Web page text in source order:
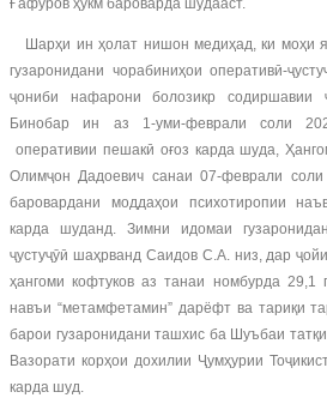
Ғафуров ҳукм бароварда шудааст.
Шарҳи ин ҳолат нишон медиҳад, ки моҳи
гузаронидани чорабиниҳои оперативӣ-
ҷониби нафарони болозикр содиршавии
Бинобар ин аз 1-уми-феврали соли
оперативии пешакӣ оғоз карда шуда,
Олимҷон Дадоевич санаи 07-феврали
баровардани моддаҳои психотиропии
карда шуданд. Зимни идомаи
ҷустуҷӯӣ шаҳрванд Саидов С.А. низ, дар
ҳангоми кофтуков аз танаи номбурда 29,1
навъи “метамфетамин” дарёфт ва тариқи
барои гузаронидани ташхис ба Шуъбаи
Вазорати корҳои дохилии Ҷумҳурии
карда шуд.